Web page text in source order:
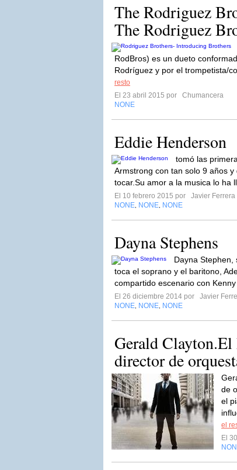
The Rodriguez
The Rodriguez
RodBros) es un dueto
Rodríguez y por el trompetista/
resto
El 23 abril 2015 por
Chumancera
NONE
Eddie Henderson
tomó las
Armstrong con tan solo 9 años
tocar.Su amor a la musica lo ha
El 10 febrero 2015 por
Javier
NONE NONE NONE
Dayna Stephens
Dayna Stephen,
toca el soprano y el baritono,
compartido escenario con Kenny
El 26 diciembre 2014 por
Javier
NONE NONE NONE
Gerald
director de
de
el
el
El